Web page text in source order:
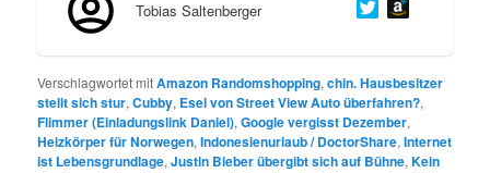
Tobias Saltenberger
Verschlagwortet mitAmazon Randomshopping,chin. Hausbesitzer
stellt sich stur,Cubby, Esel von Street View Auto überfahren?,
Flimmer (Einladungslink Daniel),Google vergisst Dezember,
Heizkörper für Norwegen,Indonesienurlaub / DoctorShare,Internet
ist Lebensgrundlage,Justin Bieber übergibt sich auf Bühne,Kein